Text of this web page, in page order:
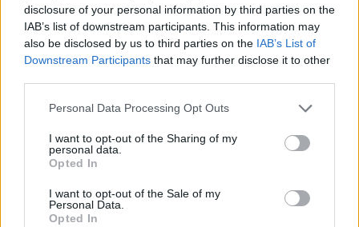
disclosure of your personal information by third parties on the
IAB’s list of downstream participants. This information may
also be disclosed by us to third parties on the IAB’s List of
Downstream Participants that may further disclose it to other
Please note that this website/app uses one or more Google
not limited to your visit or usage behaviour. You may click to
grant or deny consent to Google and its third-party tags to
use your data for below specified purposes in below Google
consent section.
Personal Data Processing Opt Outs
I want to opt-out of the Sharing of my
personal data.
Opted In
I want to opt-out of the Sale of my
Personal Data.
Opted In
Energiaválság: az éjszakai fordulat bizakodásra ad okot